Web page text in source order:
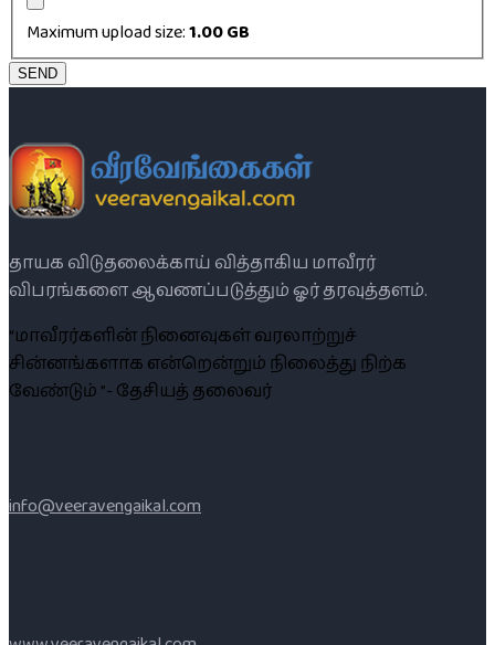
Maximum upload size:1.00 GB
SEND
தாயக விடுதலைக்காய் வித்தாகிய மாவீரர்
விபரங்களை ஆவணப்படுத்தும் ஓர் தரவுத்தளம்.
“மாவீரர்களின் நினைவுகள் வரலாற்றுச்
சின்னங்களாக என்றென்றும் நிலைத்து நிற்க
வேண்டும் ”- தேசியத் தலைவர்
info@veeravengaikal.com